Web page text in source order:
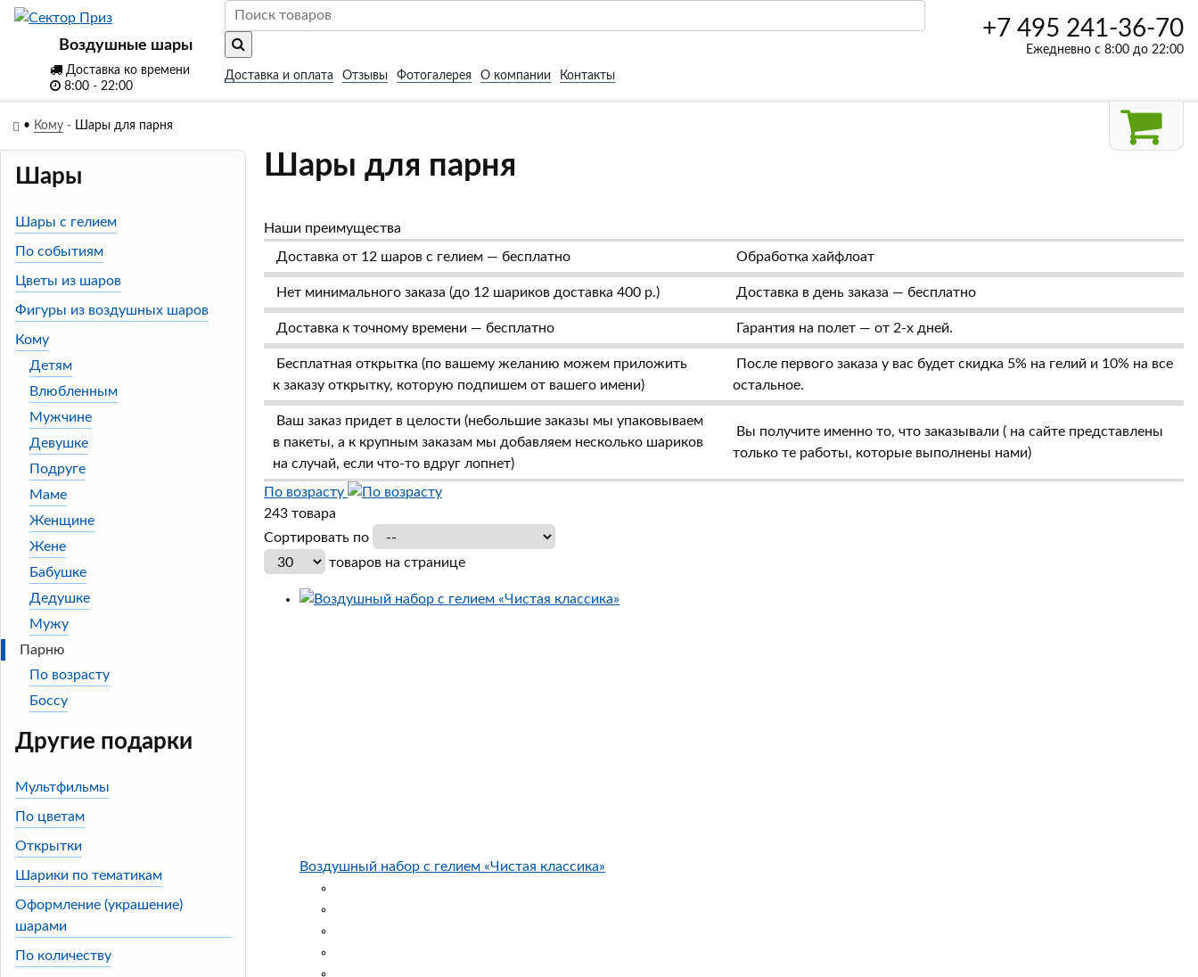
Воздушные шары
Доставка ко времени
8:00 - 22:00
Доставка и оплата Отзывы Фотогалерея О компании Контакты
+7 495 241-36-70
Ежедневно с 8:00 до 22:00
• Кому- Шары для парня
Шары для парня
Наши преимущества
Доставка от 12 шаров с гелием — бесплатно
Обработка хайфлоат
Нет минимального заказа (до 12 шариков доставка 400 р.) Доставка в день заказа — бесплатно
Доставка к точному времени — бесплатно Гарантия на полет — от 2-х дней.
Бесплатная открытка (по вашему желанию можем приложить
к заказу открытку, которую подпишем от вашего имени)
После первого заказа у вас будет скидка 5% на гелий и 10% на все
остальное.
Ваш заказ придет в целости (небольшие заказы мы упаковываем
в пакеты, а к крупным заказам мы добавляем несколько шариков
на случай, если что-то вдруг лопнет)
Вы получите именно то, что заказывали ( на сайте представлены
только те работы, которые выполнены нами)
По возрасту
243 товара
Сортировать по
товаров на странице
Воздушный набор с гелием «Чистая классика»
Шары
Шары с гелием
По событиям
Цветы из шаров
Фигуры из воздушных шаров
Кому
Детям
Влюбленным
Мужчине
Девушке
Подруге
Маме
Женщине
Жене
Бабушке
Дедушке
Мужу
Парню
По возрасту
Боссу
Другие подарки
Мультфильмы
По цветам
Открытки
Шарики по тематикам
Оформление (украшение)
шарами
По количеству